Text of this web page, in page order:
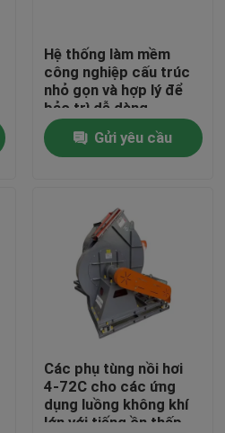
Hệ thống làm mềm
công nghiệp cấu trúc
nhỏ gọn và hợp lý để
bảo trì dễ dàng
Gửi yêu cầu
Các phụ tùng nồi hơi
4-72C cho các ứng
dụng luồng không khí
lớn với tiếng ồn thấp